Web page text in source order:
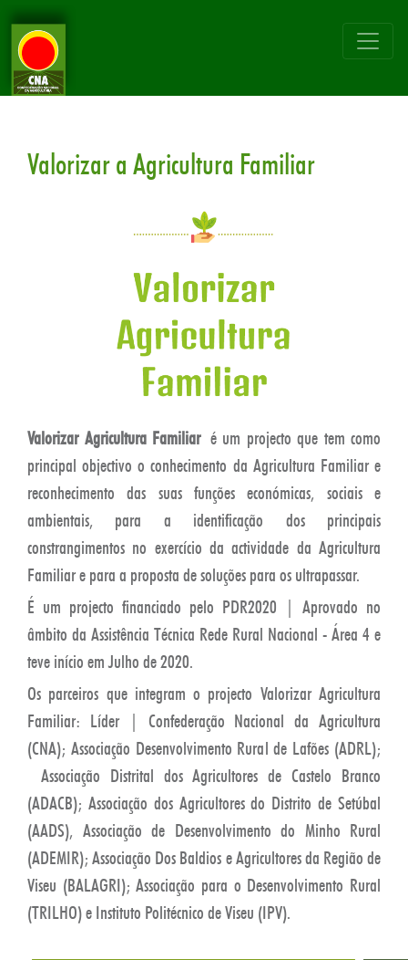
Valorizar a Agricultura Familiar
Valorizar Agricultura Familiaré um projecto que tem como
principal objectivo o conhecimento da Agricultura Familiar e
reconhecimento das suas funções económicas, sociais e
ambientais, para a identificação dos principais
constrangimentos no exercício da actividade da Agricultura
Familiar e para a proposta de soluções para os ultrapassar.
É um projecto financiado pelo PDR2020 | Aprovado no
âmbito da Assistência Técnica Rede Rural Nacional - Área 4 e
teve início em Julho de 2020.
Os parceiros que integram o projecto Valorizar Agricultura
Familiar: Líder | Confederação Nacional da Agricultura
(CNA); Associação Desenvolvimento Rural de Lafões (ADRL);
Associação Distrital dos Agricultores de Castelo Branco
(ADACB); Associação dos Agricultores do Distrito de Setúbal
(AADS), Associação de Desenvolvimento do Minho Rural
(ADEMIR); Associação Dos Baldios e Agricultores da Região de
Viseu (BALAGRI); Associação para o Desenvolvimento Rural
(TRILHO) e Instituto Politécnico de Viseu (IPV).